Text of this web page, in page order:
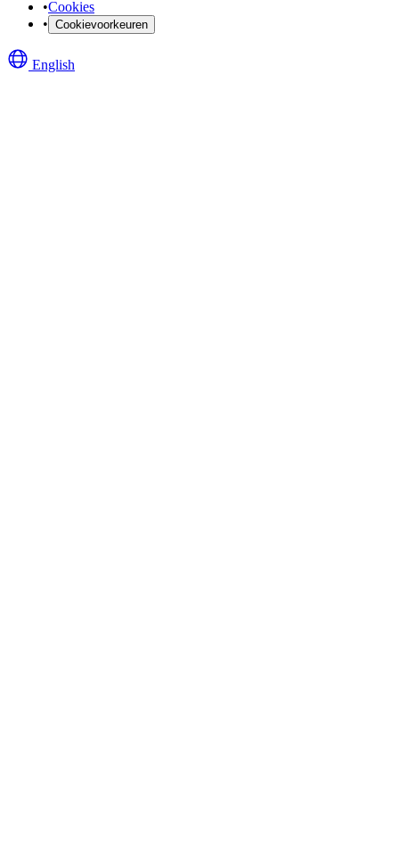
•Cookies
• Cookievoorkeuren
English